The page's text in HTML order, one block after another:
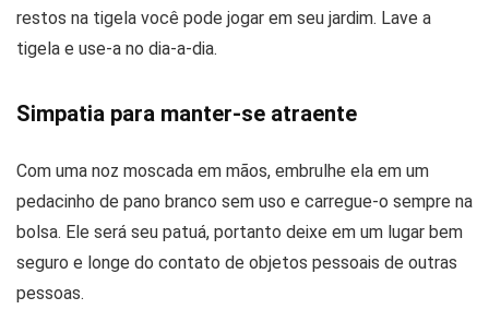
restos na tigela você pode jogar em seu jardim. Lave a
tigela e use-a no dia-a-dia.
Simpatia para manter-se atraente
Com uma noz moscada em mãos, embrulhe ela em um
pedacinho de pano branco sem uso e carregue-o sempre na
bolsa. Ele será seu patuá, portanto deixe em um lugar bem
seguro e longe do contato de objetos pessoais de outras
pessoas.